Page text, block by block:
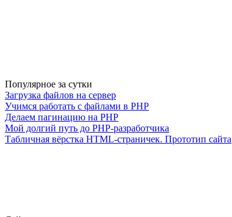
Популярное за сутки
Загрузка файлов на сервер
Учимся работать с файлами в PHP
Делаем пагинацию на PHP
Мой долгий путь до PHP-разработчика
Табличная вёрстка HTML-страничек. Прототип сайта